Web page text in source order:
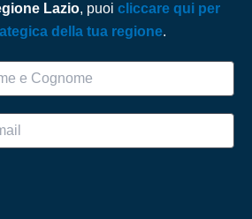
Lazio, puoi cliccare qui per
della tua regione.